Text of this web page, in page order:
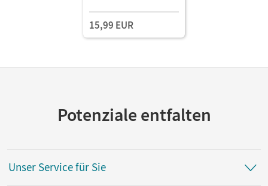
Grundgrammatik •
Übungsbuch als E-Book
15,99 EUR
Potenziale entfalten
Unser Service für Sie